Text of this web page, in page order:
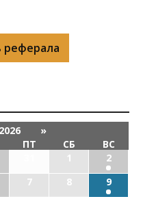
реферала
»
ПТ СБ
ВС
1
2
7 8
9